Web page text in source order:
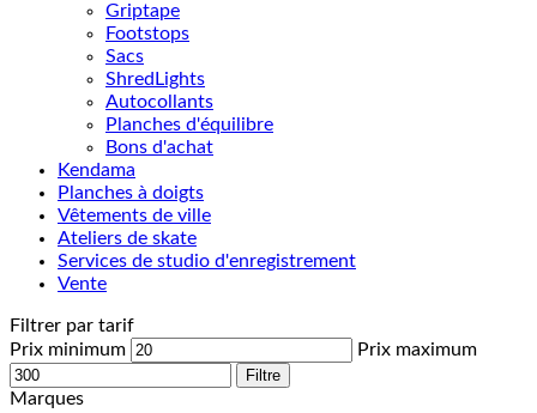
Griptape
Footstops
Sacs
ShredLights
Autocollants
Planches d'équilibre
Bons d'achat
Kendama
Planches à doigts
Vêtements de ville
Ateliers de skate
Services de studio d'enregistrement
Vente
Filtrer par tarif
Prix minimum
Prix maximum
Filtre
Marques